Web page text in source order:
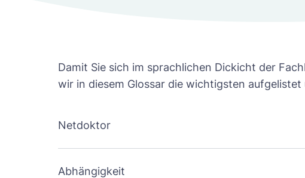
Damit Sie sich im sprachlichen Dickicht der
wir in diesem Glossar die wichtigsten
Netdoktor​
Abhängigkeit